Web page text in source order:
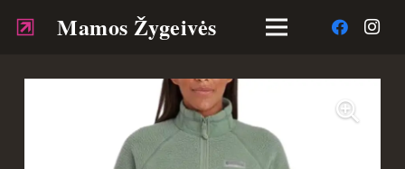
Mamos Žygeivės